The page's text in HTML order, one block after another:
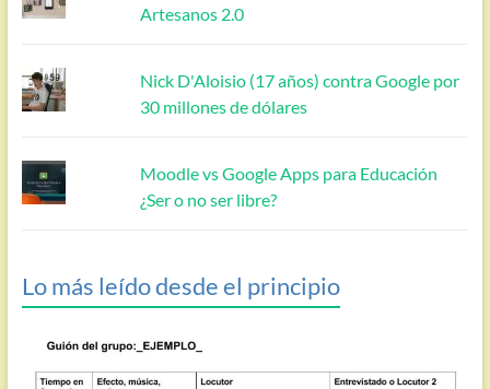
Artesanos 2.0
Nick D'Aloisio (17 años) contra Google por
30 millones de dólares
Moodle vs Google Apps para Educación
¿Ser o no ser libre?
Lo más leído desde el principio